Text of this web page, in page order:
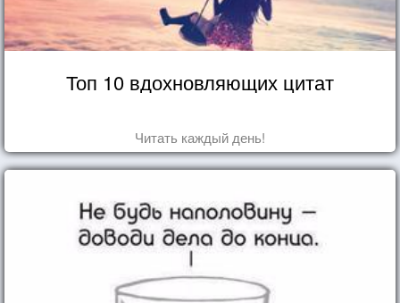
Топ 10 вдохновляющих цитат
Читать каждый день!